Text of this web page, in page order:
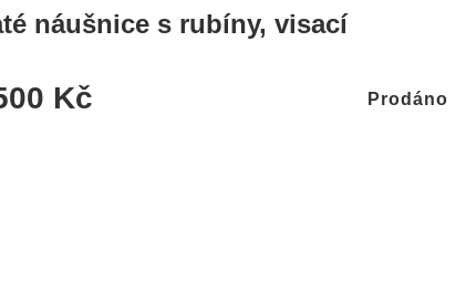
náušnice s rubíny, visací
Kč Prodáno